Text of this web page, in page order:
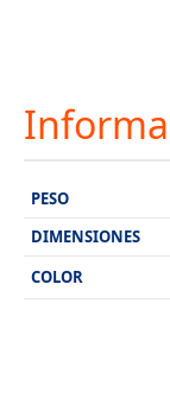
PESO
DIMENSIONES
COLOR